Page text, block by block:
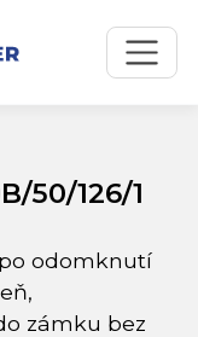
50/126/1
odomknutí
zámku bez